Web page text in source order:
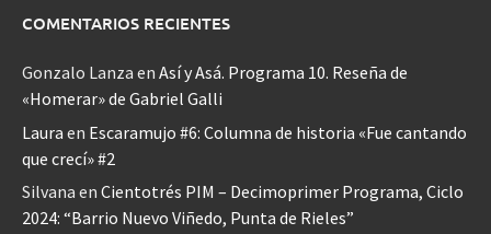
COMENTARIOS RECIENTES
Gonzalo Lanza en Así y Asá. Programa 10. Reseña de
«Homerar» de Gabriel Galli
Laura en Escaramujo #6: Columna de historia «Fue cantando
que crecí» #2
Silvana en Cientotrés PIM – Decimoprimer Programa, Ciclo
2024: “Barrio Nuevo Viñedo, Punta de Rieles”